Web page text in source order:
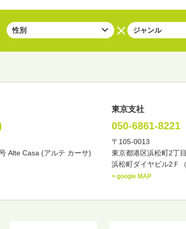
お笑い・バラエティー
講談 モーショ
～ 歳
Alte Casa (アルテ カーサ)
東京支社
050-6861-8221
〒105-0013
東京都港区浜松町2丁
浜松町ダイヤビル2Ｆ
> google MAP